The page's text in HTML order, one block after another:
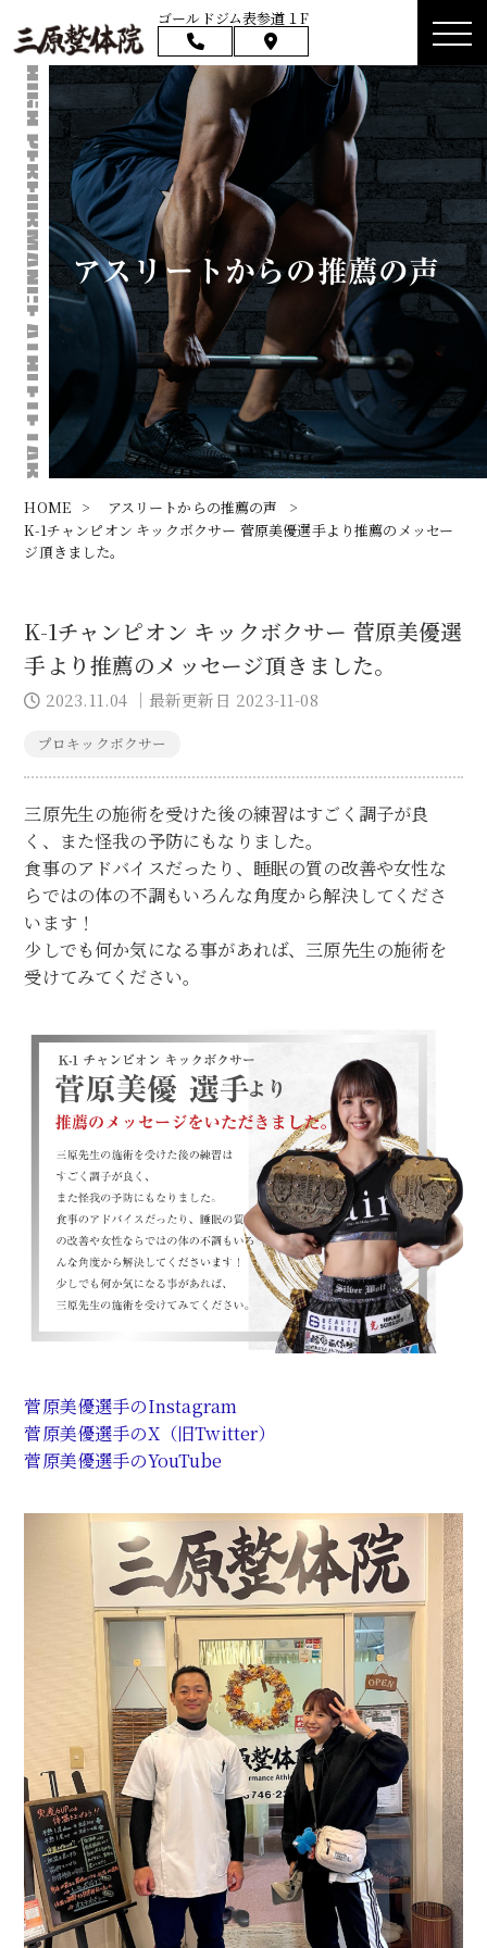
ゴールドジム表参道１F
アスリートからの推薦の声
HOME > アスリートからの推薦の声
>
K-1チャンピオン キックボクサー 菅原美優選手より推薦のメッセー
ジ頂きました。
K-1チャンピオン キックボクサー 菅原美優選
手より推薦のメッセージ頂きました。
2023.11.04 ｜最新更新日 2023-11-08
プロキックボクサー
三原先生の施術を受けた後の練習はすごく調子が良
く、また怪我の予防にもなりました。
食事のアドバイスだったり、睡眠の質の改善や女性な
らではの体の不調もいろんな角度から解決してくださ
います！
少しでも何か気になる事があれば、三原先生の施術を
受けてみてください。
菅原美優選手のInstagram
菅原美優選手のX（旧Twitter）
菅原美優選手のYouTube